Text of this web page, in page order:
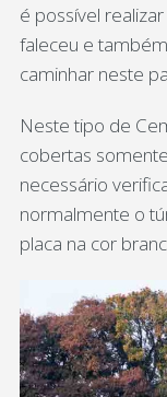
é possível
faleceu e
caminhar neste
Neste tipo de
cobertas
necessário
normalmente o
placa na cor